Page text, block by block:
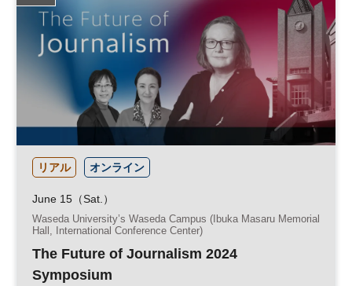
リアル オンライン
June 15（Sat.）
Waseda University’s Waseda Campus (Ibuka Masaru Memorial
Hall, International Conference Center)
The Future of Journalism 2024
Symposium